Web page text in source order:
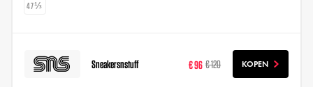
47⅓
Sneakersnstuff € 96 € 120 KOPEN